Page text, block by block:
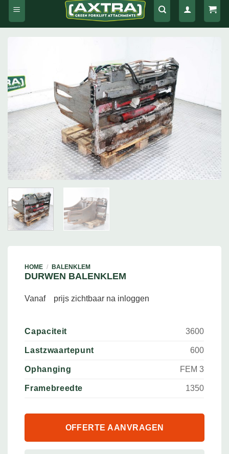
HOME / BALENKLEM
DURWEN BALENKLEM
Vanaf prijs zichtbaar na inloggen
Capaciteit 3600
Lastzwaartepunt 600
Ophanging FEM 3
Framebreedte 1350
OFFERTE AANVRAGEN